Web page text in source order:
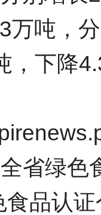
万吨，
，下降
省绿色
品认